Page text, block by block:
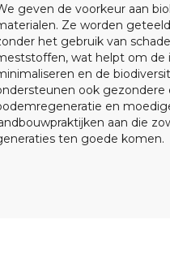
geven de voorkeur aan
Ze worden
het gebruik van
wat helpt om
en de
ook
en
aan die
ten goede komen.